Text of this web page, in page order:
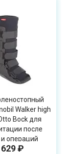
Walker high
Bock для
после
операций
629 ₽